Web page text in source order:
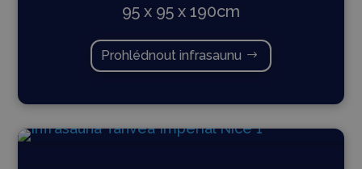
95 x 95 x 190cm
Prohlédnout infrasaunu